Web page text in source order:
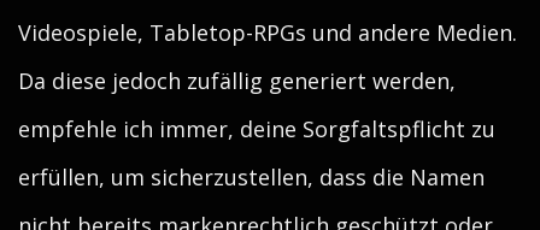
Videospiele, Tabletop-RPGs und andere Medien.
Da diese jedoch zufällig generiert werden,
empfehle ich immer, deine Sorgfaltspflicht zu
erfüllen, um sicherzustellen, dass die Namen